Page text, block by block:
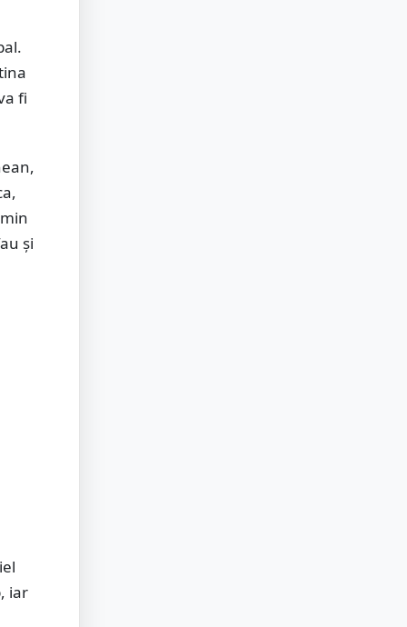
fi
și
iar